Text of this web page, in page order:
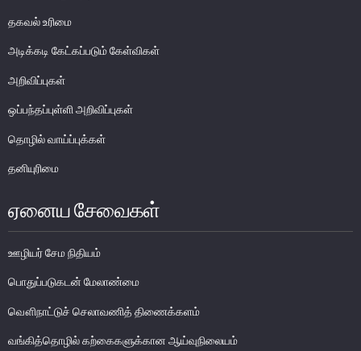
பொதுநோக்கு
முக்கிய தொழிற்பாடுகள்
முதனிலை வணிகர்கள்
நுண்பாக நிதித் துறை
அதிகாரம்பெற்ற பணத்தரகர்கள் ஒழுங்குவிதிகள்
நிலைபெறத்தக்க நிதி
வைப்புக் காப்புறுதி
நிதியியல் வசதிக்குட்படுத்தல்
நிதியியல் சந்தைகள்
தகவல் உரிமை
அடிக்கடி கேட்கப்படும் கேள்விகள்
அறிவிப்புகள்
ஒப்பந்தப்புள்ளி அறிவிப்புகள்
தொழில் வாய்ப்புக்கள்
தனியுரிமை
ஏனைய சேவைகள்
ஊழியர் சேம நிதியம்
பொதுப்படுகடன் மேலாண்மை
வௌிநாட்டுச் செலாவணித் திணைக்களம்
வங்கித்தொழில் கற்கைகளுக்கான ஆய்வுநிலையம்